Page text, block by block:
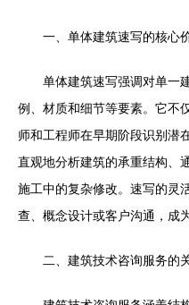
一、单体建筑速写的核心
单体建筑速写强调对单一
例、材质和细节等要素。它不
师和工程师在早期阶段识别潜
直观地分析建筑的承重结构、
施工中的复杂修改。速写的灵
查、概念设计或客户沟通，成
二、建筑技术咨询服务的